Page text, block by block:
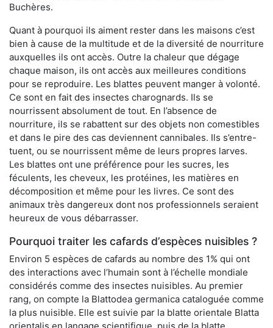
Buchères.
Quant à pourquoi ils aiment rester dans les maisons c’est
bien à cause de la multitude et de la diversité de nourriture
auxquelles ils ont accès. Outre la chaleur que dégage
chaque maison, ils ont accès aux meilleures conditions
pour se reproduire. Les blattes peuvent manger à volonté.
Ce sont en fait des insectes charognards. Ils se
nourrissent absolument de tout. En l’absence de
nourriture, ils se rabattent sur des objets non comestibles
et dans le pire des cas deviennent cannibales. Ils s’entre-
tuent, ou se nourrissent même de leurs propres larves.
Les blattes ont une préférence pour les sucres, les
féculents, les cheveux, les protéines, les matières en
décomposition et même pour les livres. Ce sont des
animaux très dangereux dont nos professionnels seraient
heureux de vous débarrasser.
Pourquoi traiter les cafards d’espèces nuisibles ?
Environ 5 espèces de cafards au nombre des 1% qui ont
des interactions avec l’humain sont à l’échelle mondiale
considérés comme des insectes nuisibles. Au premier
rang, on compte la Blattodea germanica cataloguée comme
la plus nuisible. Elle est suivie par la blatte orientale Blatta